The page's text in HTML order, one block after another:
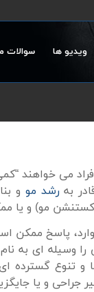
ویدیو ها سوالات
می خواهند “
به رشد مو و
مو) و یا
، پاسخ ممکن
را وسیله ای به نام
و تنوع گسترده
جراحی و یا